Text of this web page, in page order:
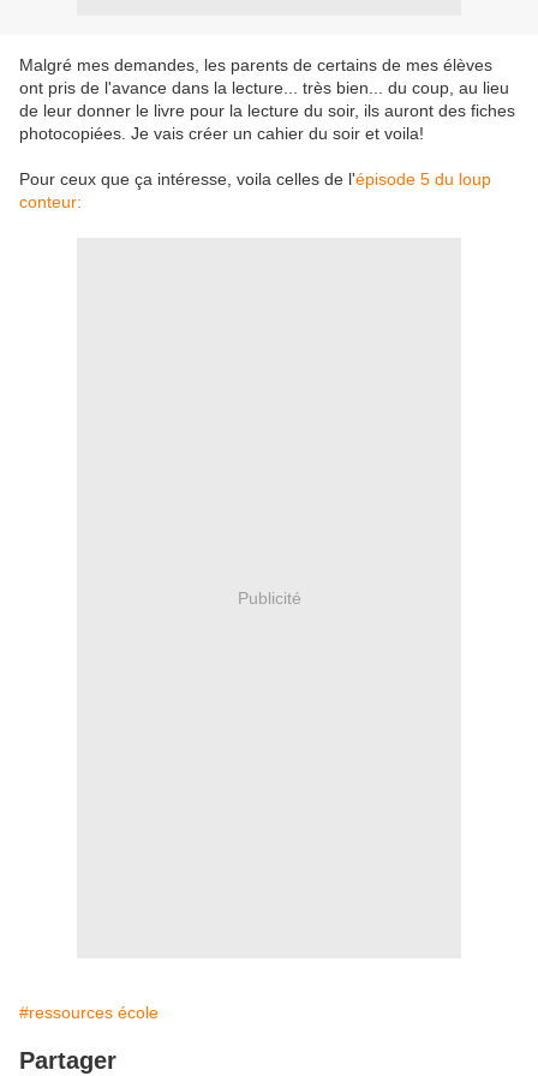
Malgré mes demandes, les parents de certains de mes élèves
ont pris de l'avance dans la lecture... très bien... du coup, au lieu
de leur donner le livre pour la lecture du soir, ils auront des fiches
photocopiées. Je vais créer un cahier du soir et voila!
Pour ceux que ça intéresse, voila celles de l'épisode 5 du loup
conteur:
Publicité
#ressources école
Partager